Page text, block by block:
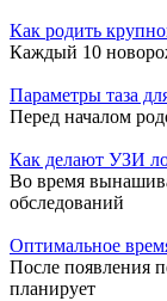
Как родить
Каждый 10
Параметры таза
Перед началом
Как делают УЗИ
Во время
обследований
Оптимальное
После появления
планирует